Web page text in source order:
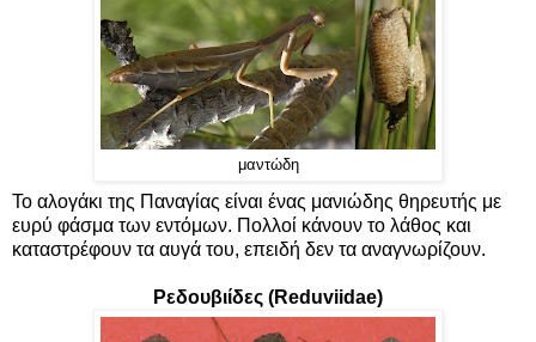
μαντώδη
Το αλογάκι της Παναγίας είναι ένας μανιώδης θηρευτής με
ευρύ φάσμα των εντόμων. Πολλοί κάνουν το λάθος και
καταστρέφουν τα αυγά του, επειδή δεν τα αναγνωρίζουν.
Ρεδουβιίδες (Reduviidae)